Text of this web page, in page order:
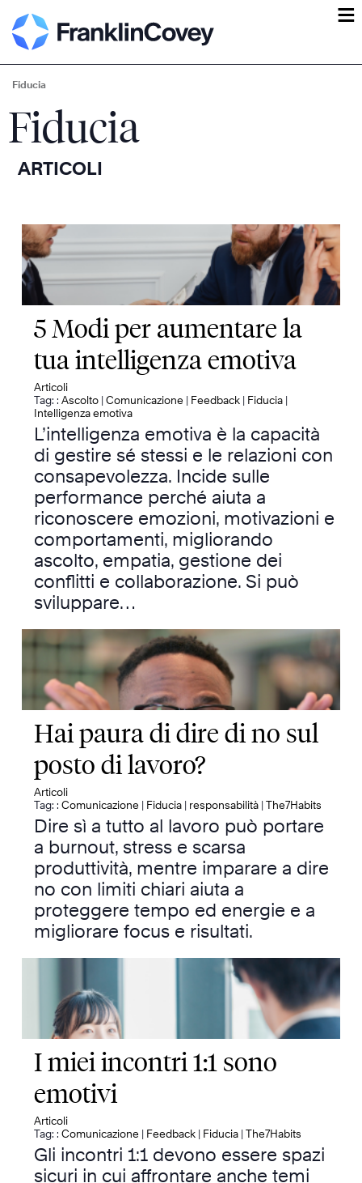
ĕ
Fiducia
Fiducia
ARTICOLI
5 Modi per aumentare la
tua intelligenza emotiva
Articoli
Tag: : Ascolto |Comunicazione | Feedback | Fiducia |
Intelligenza emotiva
L’intelligenza emotiva è la capacità
di gestire sé stessi e le relazioni con
consapevolezza. Incide sulle
performance perché aiuta a
riconoscere emozioni, motivazioni e
comportamenti, migliorando
ascolto, empatia, gestione dei
conflitti e collaborazione. Si può
sviluppare…
Hai paura di dire di no sul
posto di lavoro?
Articoli
Tag: : Comunicazione | Fiducia | responsabilità |The7Habits
Dire sì a tutto al lavoro può portare
a burnout, stress e scarsa
produttività, mentre imparare a dire
no con limiti chiari aiuta a
proteggere tempo ed energie e a
migliorare focus e risultati.
I miei incontri 1:1 sono
emotivi
Articoli
Tag: : Comunicazione | Feedback | Fiducia |The7Habits
Gli incontri 1:1 devono essere spazi
sicuri in cui affrontare anche temi